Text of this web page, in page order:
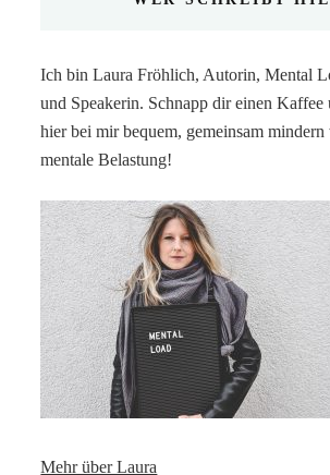
Ich bin Laura Fröhlich, Autorin, Mental
und Speakerin. Schnapp dir einen Kaffee
hier bei mir bequem, gemeinsam
mentale Belastung!
Mehr über Laura